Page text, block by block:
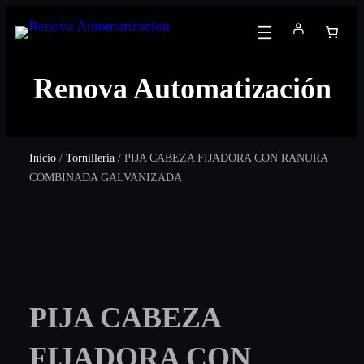
Renova Automatización
Inicio / Tornilleria / PIJA CABEZA FIJADORA CON RANURA
COMBINADA GALVANIZADA
PIJA CABEZA
FIJADORA CON